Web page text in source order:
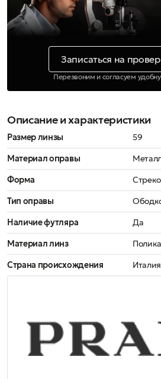
Записаться на
Перезвоним и согласуем
Описание и характеристики
Размер линзы
59
Материал оправы
Форма
Тип оправы
Наличие футляра
Да
Материал линз
Страна происхождения
Италия